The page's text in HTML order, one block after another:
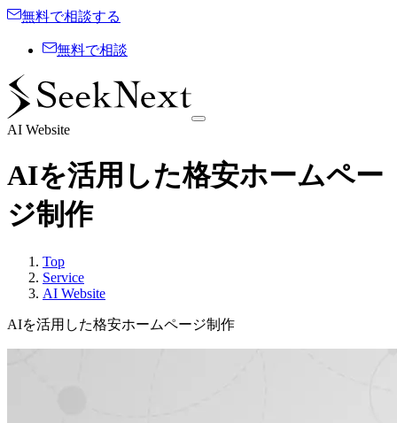
無料で相談する
無料で相談
AI Website
AIを活用した格安ホームペー
ジ制作
Top
Service
AI Website
AIを活用した格安ホームページ制作